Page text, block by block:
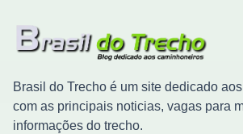
Brasil do Trecho é um site dedicado
com as principais noticias, vagas para
informações do trecho.